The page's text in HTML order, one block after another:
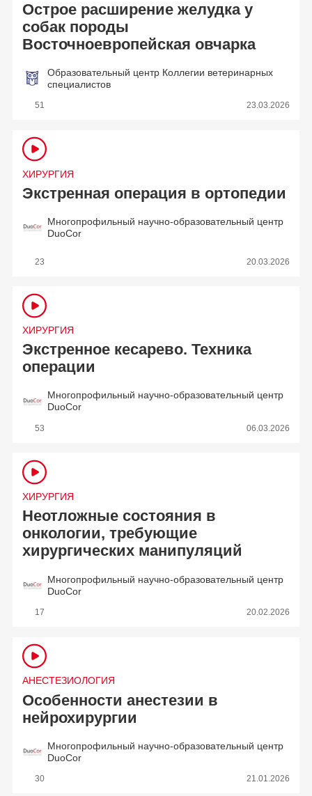
Острое расширение желудка у
собак породы
Восточноевропейская овчарка
Образовательный центр Коллегии ветеринарных
специалистов
51 23.03.2026
ХИРУРГИЯ
Экстренная операция в ортопедии
Многопрофильный научно-образовательный центр
DuoCor
23 20.03.2026
ХИРУРГИЯ
Экстренное кесарево. Техника
операции
Многопрофильный научно-образовательный центр
DuoCor
53 06.03.2026
ХИРУРГИЯ
Неотложные состояния в
онкологии, требующие
хирургических манипуляций
Многопрофильный научно-образовательный центр
DuoCor
17 20.02.2026
АНЕСТЕЗИОЛОГИЯ
Особенности анестезии в
нейрохирургии
Многопрофильный научно-образовательный центр
DuoCor
30 21.01.2026